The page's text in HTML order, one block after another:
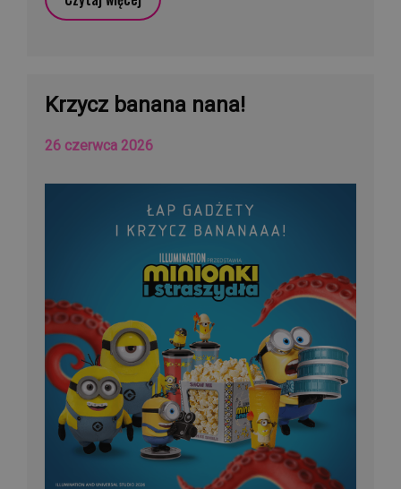
Krzycz banana nana!
26 czerwca 2026